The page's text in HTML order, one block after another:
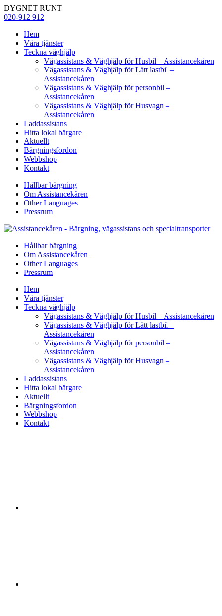
DYGNET RUNT
020-912 912
Hem
Våra tjänster
Teckna väghjälp
Vägassistans & Väghjälp för Husbil – Assistancekåren
Vägassistans & Väghjälp för Lätt lastbil –
Assistancekåren
Vägassistans & Väghjälp för personbil –
Assistancekåren
Vägassistans & Väghjälp för Husvagn –
Assistancekåren
Laddassistans
Hitta lokal bärgare
Aktuellt
Bärgningsfordon
Webbshop
Kontakt
Hållbar bärgning
Om Assistancekåren
Other Languages
Pressrum
Hållbar bärgning
Om Assistancekåren
Other Languages
Pressrum
Hem
Våra tjänster
Teckna väghjälp
Vägassistans & Väghjälp för Husbil – Assistancekåren
Vägassistans & Väghjälp för Lätt lastbil –
Assistancekåren
Vägassistans & Väghjälp för personbil –
Assistancekåren
Vägassistans & Väghjälp för Husvagn –
Assistancekåren
Laddassistans
Hitta lokal bärgare
Aktuellt
Bärgningsfordon
Webbshop
Kontakt